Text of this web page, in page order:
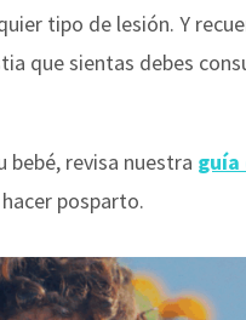
tipo de lesión. Y
que sientas debes
bebé, revisa nuestra guía
posparto.